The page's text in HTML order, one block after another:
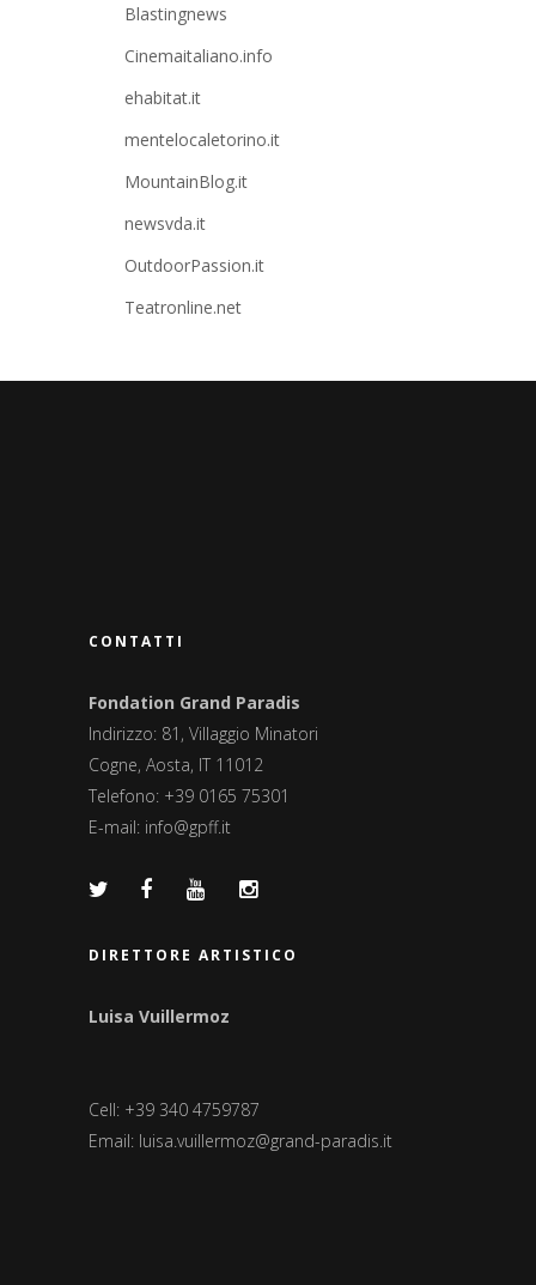
Blastingnews
Cinemaitaliano.info
ehabitat.it
mentelocaletorino.it
MountainBlog.it
newsvda.it
OutdoorPassion.it
Teatronline.net
CONTATTI
Fondation Grand Paradis
Indirizzo: 81, Villaggio Minatori
Cogne, Aosta, IT 11012
Telefono: +39 0165 75301
E-mail: info@gpff.it
DIRETTORE ARTISTICO
Luisa Vuillermoz
Cell: +39 340 4759787
Email: luisa.vuillermoz@grand-paradis.it